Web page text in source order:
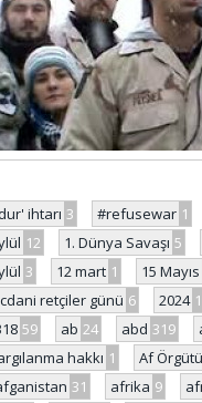
ihtarı 3 #refusewar 1
12 1. Dünya Savaşı 5
3 12 mart 1 15 Mayıs
retçiler günü 6 2024 1
59 ab 24 abd 319
hakkı 1 Af Örgütü
31 afrika 9